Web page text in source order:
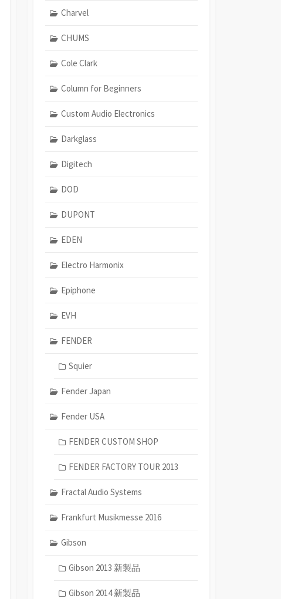
Charvel
CHUMS
Cole Clark
Column for Beginners
Custom Audio Electronics
Darkglass
Digitech
DOD
DUPONT
EDEN
Electro Harmonix
Epiphone
EVH
FENDER
Squier
Fender Japan
Fender USA
FENDER CUSTOM SHOP
FENDER FACTORY TOUR 2013
Fractal Audio Systems
Frankfurt Musikmesse 2016
Gibson
Gibson 2013 新製品
Gibson 2014 新製品